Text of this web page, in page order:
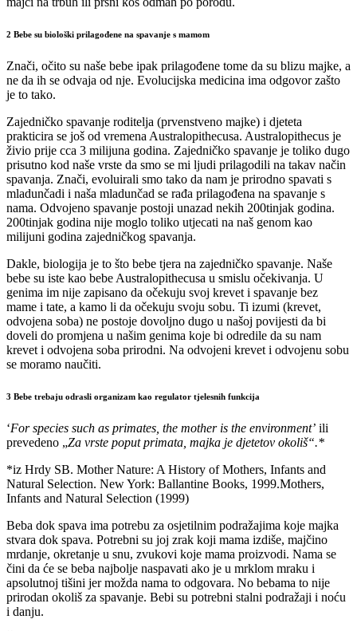
2 Bebe su biološki prilagođene na spavanje s mamom
Znači, očito su naše bebe ipak prilagođene tome da su blizu majke, a
ne da ih se odvaja od nje. Evolucijska medicina ima odgovor zašto
je to tako.
Zajedničko spavanje roditelja (prvenstveno majke) i djeteta
prakticira se još od vremena Australopithecusa. Australopithecus je
živio prije cca 3 milijuna godina. Zajedničko spavanje je toliko dugo
prisutno kod naše vrste da smo se mi ljudi prilagodili na takav način
spavanja. Znači, evoluirali smo tako da nam je prirodno spavati s
mladunčadi i naša mladunčad se rađa prilagođena na spavanje s
nama. Odvojeno spavanje postoji unazad nekih 200tinjak godina.
200tinjak godina nije moglo toliko utjecati na naš genom kao
milijuni godina zajedničkog spavanja.
Dakle, biologija je to što bebe tjera na zajedničko spavanje. Naše
bebe su iste kao bebe Australopithecusa u smislu očekivanja. U
genima im nije zapisano da očekuju svoj krevet i spavanje bez
mame i tate, a kamo li da očekuju svoju sobu. Ti izumi (krevet,
odvojena soba) ne postoje dovoljno dugo u našoj povijesti da bi
doveli do promjena u našim genima koje bi odredile da su nam
krevet i odvojena soba prirodni. Na odvojeni krevet i odvojenu sobu
se moramo naučiti.
3 Bebe trebaju odrasli organizam kao regulator tjelesnih funkcija
‘For species such as primates, the mother is the environment’ ili
prevedeno „Za vrste poput primata, majka je djetetov okoliš“.*
*iz Hrdy SB. Mother Nature: A History of Mothers, Infants and
Natural Selection. New York: Ballantine Books, 1999.Mothers,
Infants and Natural Selection (1999)
Beba dok spava ima potrebu za osjetilnim podražajima koje majka
stvara dok spava. Potrebni su joj zrak koji mama izdiše, majčino
mrdanje, okretanje u snu, zvukovi koje mama proizvodi. Nama se
čini da će se beba najbolje naspavati ako je u mrklom mraku i
apsolutnoj tišini jer možda nama to odgovara. No bebama to nije
prirodan okoliš za spavanje. Bebi su potrebni stalni podražaji i noću
i danju.